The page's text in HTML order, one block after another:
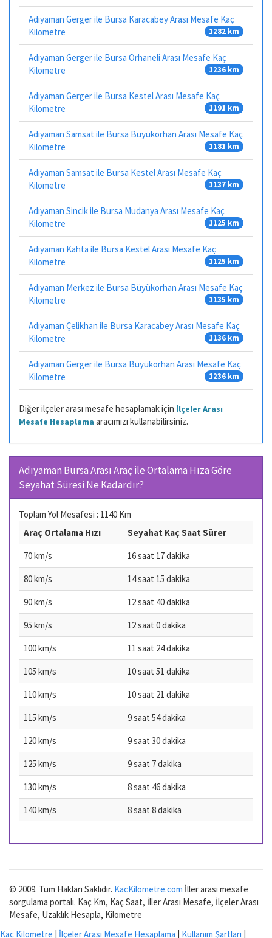
Adıyaman Gerger ile Bursa Karacabey Arası Mesafe Kaç
Kilometre
1282 km
Adıyaman Gerger ile Bursa Orhaneli Arası Mesafe Kaç
Kilometre
1236 km
Adıyaman Gerger ile Bursa Kestel Arası Mesafe Kaç
Kilometre
1191 km
Adıyaman Samsat ile Bursa Büyükorhan Arası Mesafe Kaç
Kilometre
1181 km
Adıyaman Samsat ile Bursa Kestel Arası Mesafe Kaç
Kilometre
1137 km
Adıyaman Sincik ile Bursa Mudanya Arası Mesafe Kaç
Kilometre
1125 km
Adıyaman Kahta ile Bursa Kestel Arası Mesafe Kaç
Kilometre
1125 km
Adıyaman Merkez ile Bursa Büyükorhan Arası Mesafe Kaç
Kilometre
1135 km
Adıyaman Çelikhan ile Bursa Karacabey Arası Mesafe Kaç
Kilometre
1136 km
Adıyaman Gerger ile Bursa Büyükorhan Arası Mesafe Kaç
Kilometre
1236 km
Diğer ilçeler arası mesafe hesaplamak için İlçeler Arası
Mesafe Hesaplama aracımızı kullanabilirsiniz.
Adıyaman Bursa Arası Araç ile Ortalama Hıza Göre
Seyahat Süresi Ne Kadardır?
Toplam Yol Mesafesi : 1140 Km
Araç Ortalama Hızı
Seyahat Kaç Saat Sürer
70 km/s
16 saat 17 dakika
80 km/s
14 saat 15 dakika
90 km/s
12 saat 40 dakika
95 km/s
12 saat 0 dakika
100 km/s
11 saat 24 dakika
105 km/s
10 saat 51 dakika
110 km/s
10 saat 21 dakika
115 km/s
9 saat 54 dakika
120 km/s
9 saat 30 dakika
125 km/s
9 saat 7 dakika
130 km/s
8 saat 46 dakika
140 km/s
8 saat 8 dakika
© 2009. Tüm Hakları Saklıdır. KacKilometre.com İller arası mesafe
sorgulama portalı. Kaç Km, Kaç Saat, İller Arası Mesafe, İlçeler Arası
Mesafe, Uzaklık Hesapla, Kilometre
Kaç Kilometre | İlçeler Arası Mesafe Hesaplama | Kullanım Şartları |